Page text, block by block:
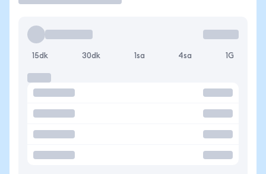
15dk 30dk 1sa 4sa 1G